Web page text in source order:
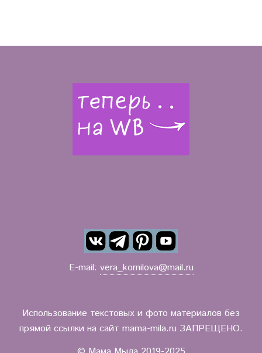
E-mail: vera_kornilova@mail.ru
Использование текстовых и фото материалов без
прямой ссылки на сайт mama-mila.ru ЗАПРЕЩЕНО.